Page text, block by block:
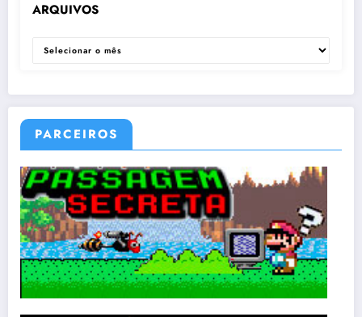
ARQUIVOS
ARQUIVOS
PARCEIROS